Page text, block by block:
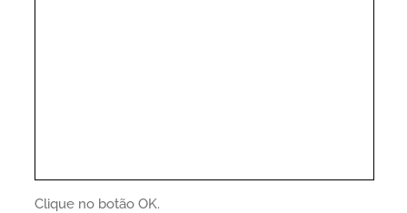
Clique no botão OK.